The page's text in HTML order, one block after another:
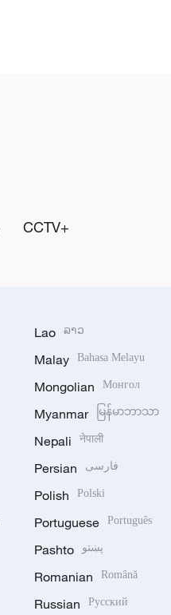
CCTV+
Lao ລາວ
Malay Bahasa Melayu
Mongolian Монгол
Myanmar မြန်မာဘာသာ
Nepali नेपाली
Persian فارسی
Polish Polski
Portuguese Português
Pashto پښتو
Romanian Română
Russian Русский